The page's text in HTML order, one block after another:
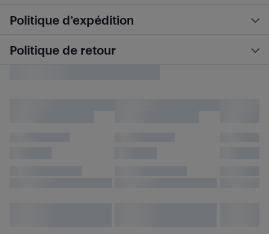
Politique d’expédition
Politique de retour